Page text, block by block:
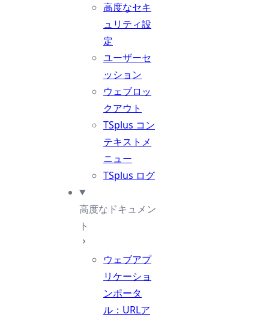
高度なセキ
ュリティ設
定
ユーザーセ
ッション
ウェブロッ
クアウト
TSplus コン
テキストメ
ニュー
TSplus ログ
高度なドキュメン
ト
ウェブアプ
リケーショ
ンポータ
ル：URLア